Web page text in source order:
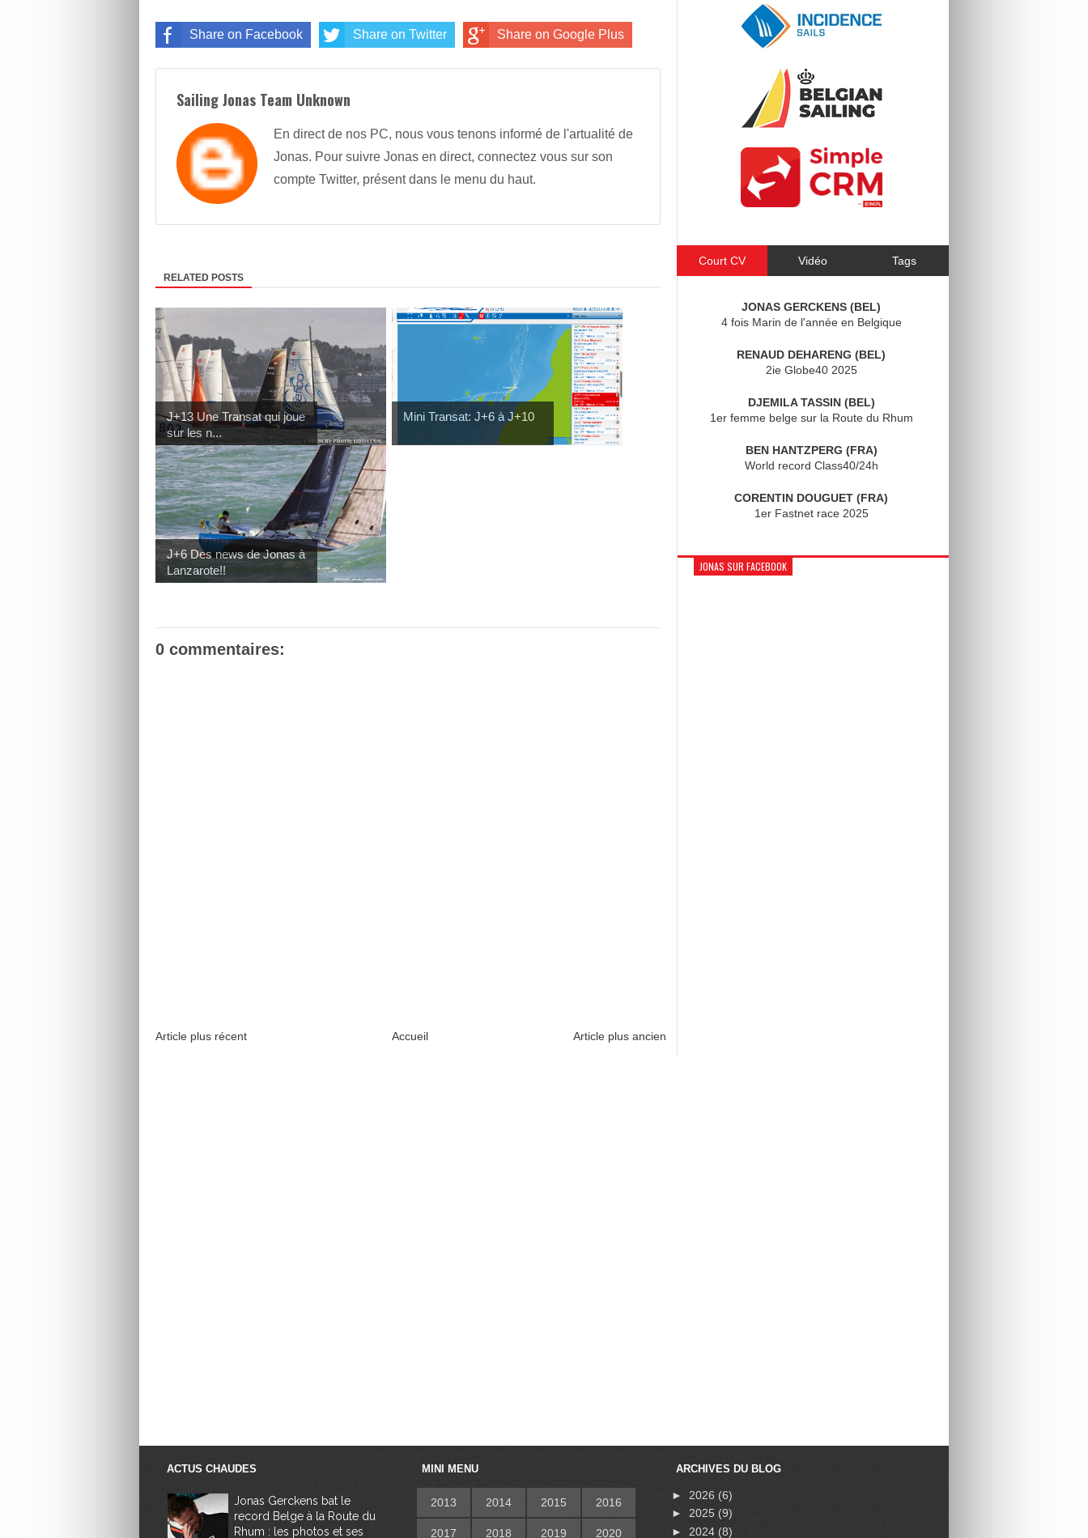
Share on Facebook Share on Twitter Share on Google Plus
Sailing Jonas Team Unknown
En direct de nos PC, nous vous tenons informé de l'artualité de
Jonas. Pour suivre Jonas en direct, connectez vous sur son
compte Twitter, présent dans le menu du haut.
RELATED POSTS
J+13 Une Transat qui joue
sur les n...
Mini Transat: J+6 à J+10
J+6 Des news de Jonas à
Lanzarote!!
0 commentaires:
Article plus récent Article plus ancien
Accueil
Court CV Vidéo Tags
JONAS GERCKENS (BEL)
4 fois Marin de l'année en Belgique
RENAUD DEHARENG (BEL)
2ie Globe40 2025
DJEMILA TASSIN (BEL)
1er femme belge sur la Route du Rhum
BEN HANTZPERG (FRA)
World record Class40/24h
CORENTIN DOUGUET (FRA)
1er Fastnet race 2025
JONAS SUR FACEBOOK
ACTUS CHAUDES
Jonas Gerckens bat le
record Belge à la Route du
Rhum : les photos et ses
MINI MENU
2013 2014 2015 2016
2017 2018 2019 2020
ARCHIVES DU BLOG
► 2026(6)
► 2025(9)
► 2024(8)